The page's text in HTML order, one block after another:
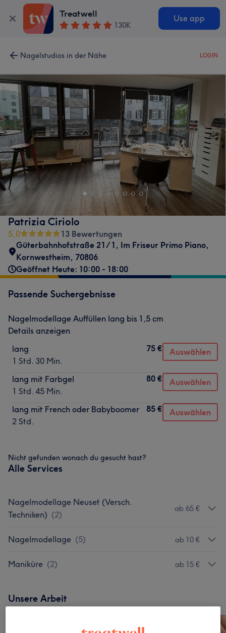
Treatwell
130K
Use app
Nagelstudios in der Nähe LOGIN
Patrizia Ciriolo
5,0
13 Bewertungen
Güterbahnhofstraße 21/1, Im Friseur Primo Piano,
Kornwestheim, 70806
Geöffnet Heute: 10:00 - 18:00
Passende Suchergebnisse
Nagelmodellage Auffüllen lang bis 1,5 cm
Details anzeigen
lang
1 Std. 30 Min.
75 € Auswählen
lang mit Farbgel
1 Std. 45 Min.
80 € Auswählen
lang mit French oder Babyboomer
2 Std.
85 € Auswählen
Nicht gefunden wonach du gesucht hast?
Alle Services
Nagelmodellage Neuset (Versch.
Techniken) (2)
ab 65 €
Nagelmodellage (5) ab 10 €
Maniküre (2) ab 15 €
Unsere Arbeit
Bild anklicken für weitere Details